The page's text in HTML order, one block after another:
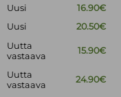
Uusi
16.90€
Uusi
20.50€
Uutta
vastaava
15.90€
Uutta
vastaava
24.90€